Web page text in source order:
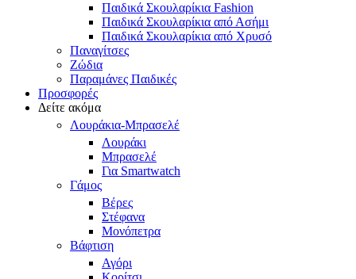
Παιδικά Σκουλαρίκια Fashion
Παιδικά Σκουλαρίκια από Ασήμι
Παιδικά Σκουλαρίκια από Χρυσό
Παναγίτσες
Ζώδια
Παραμάνες Παιδικές
Προσφορές
Δείτε ακόμα
Λουράκια-Μπρασελέ
Λουράκι
Μπρασελέ
Για Smartwatch
Γάμος
Βέρες
Στέφανα
Μονόπετρα
Βάφτιση
Αγόρι